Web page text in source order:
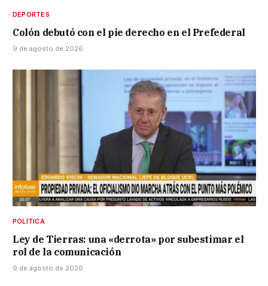
DEPORTES
Colón debutó con el pie derecho en el Prefederal
9 de agosto de 2026
POLÍTICA
Ley de Tierras: una «derrota» por subestimar el
rol de la comunicación
9 de agosto de 2026